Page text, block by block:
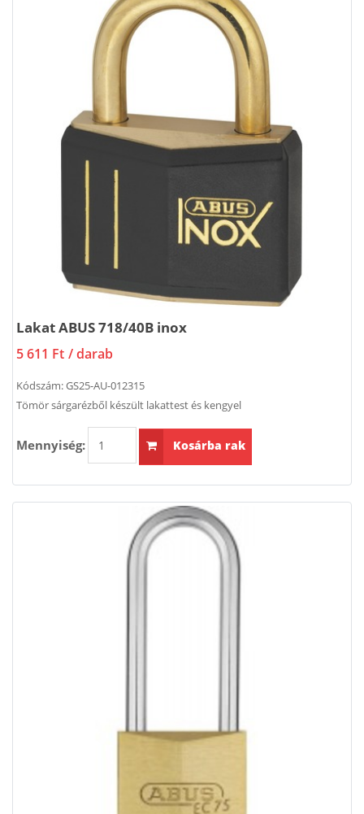
Lakat ABUS 718/40B inox
5 611 Ft / darab
Kódszám:GS25-AU-012315
Tömör sárgarézből készült lakattest és kengyel
Mennyiség: Kosárba rak